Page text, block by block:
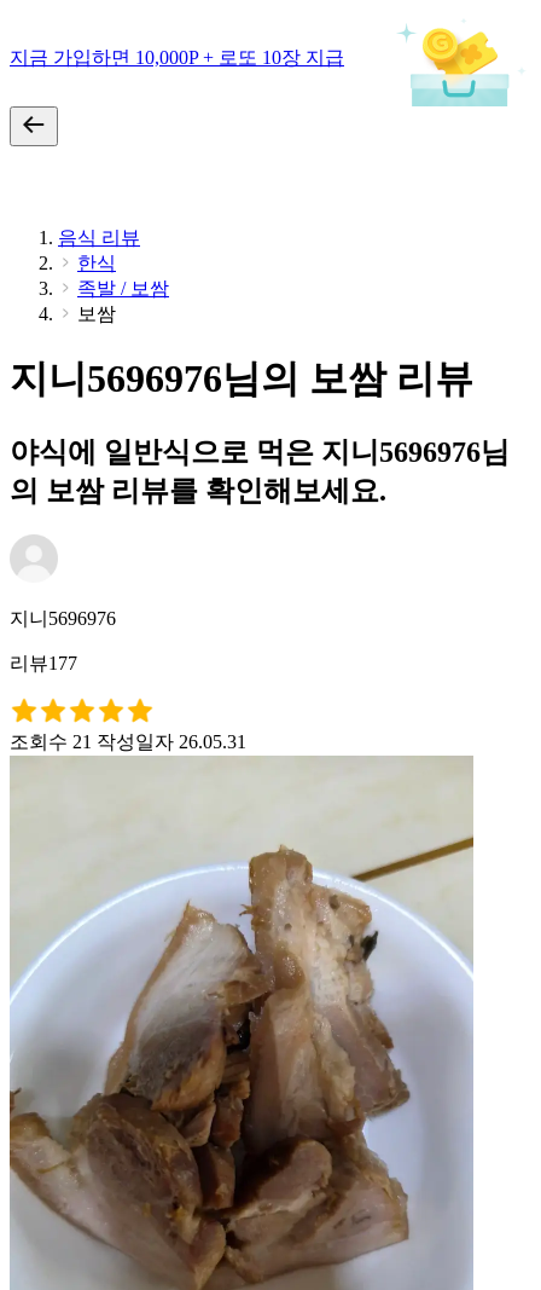
지금 가입하면 10,000P + 로또 10장 지급
음식 리뷰
한식
족발 / 보쌈
보쌈
지니5696976님의 보쌈 리뷰
야식에 일반식으로 먹은 지니5696976님
의 보쌈 리뷰를 확인해보세요.
지니5696976
리뷰177
조회수 21 작성일자 26.05.31